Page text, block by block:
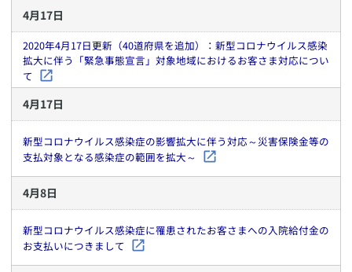
4月17日
2020年4月17日更新（40道府県を追加）：新型コロナウイルス感染
拡大に伴う「緊急事態宣言」対象地域におけるお客さま対応につい
て
4月17日
新型コロナウイルス感染症の影響拡大に伴う対応～災害保険金等の
支払対象となる感染症の範囲を拡大～
4月8日
新型コロナウイルス感染症に罹患されたお客さまへの入院給付金の
お支払いにつきまして